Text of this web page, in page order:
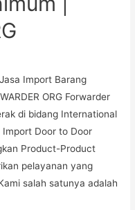
Import Barang
ORG Forwarder
di bidang International
Import Door to Door
Product-Product
pelayanan yang
salah satunya adalah